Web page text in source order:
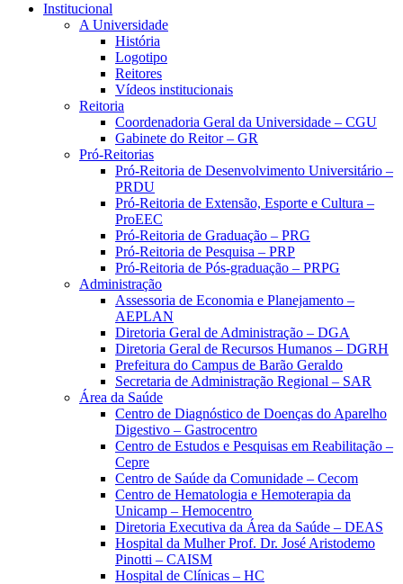
Institucional
A Universidade
História
Logotipo
Reitores
Vídeos institucionais
Reitoria
Coordenadoria Geral da Universidade – CGU
Gabinete do Reitor – GR
Pró-Reitorias
Pró-Reitoria de Desenvolvimento Universitário –
PRDU
Pró-Reitoria de Extensão, Esporte e Cultura –
ProEEC
Pró-Reitoria de Graduação – PRG
Pró-Reitoria de Pesquisa – PRP
Pró-Reitoria de Pós-graduação – PRPG
Administração
Assessoria de Economia e Planejamento –
AEPLAN
Diretoria Geral de Administração – DGA
Diretoria Geral de Recursos Humanos – DGRH
Prefeitura do Campus de Barão Geraldo
Secretaria de Administração Regional – SAR
Área da Saúde
Centro de Diagnóstico de Doenças do Aparelho
Digestivo – Gastrocentro
Centro de Estudos e Pesquisas em Reabilitação –
Cepre
Centro de Saúde da Comunidade – Cecom
Centro de Hematologia e Hemoterapia da
Unicamp – Hemocentro
Diretoria Executiva da Área da Saúde – DEAS
Hospital da Mulher Prof. Dr. José Aristodemo
Pinotti – CAISM
Hospital de Clínicas – HC